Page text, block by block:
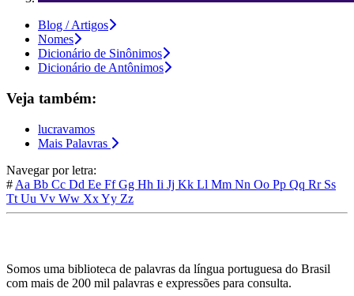
Blog / Artigos
Nomes
Dicionário de Sinônimos
Dicionário de Antônimos
Veja também:
lucravamos
Mais Palavras
Navegar por letra:
# Aa Bb Cc Dd Ee FfGg Hh Ii Jj Kk Ll Mm Nn Oo Pp Qq Rr Ss
Tt Uu Vv Ww XxYy Zz
Somos uma biblioteca de palavras da língua portuguesa do Brasil
com mais de 200 mil palavras e expressões para consulta.